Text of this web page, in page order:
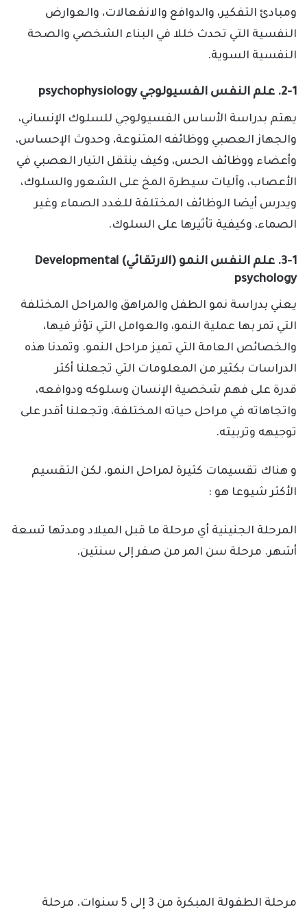
ومبادئ التفكير، والدوافع والانفعالات، والعوارض
النفسية التي تحدث خللا في البناء الشخصي والصحة
النفسية السوية.
2-1. علم النفس الفسيولوجي psychophysiology
يهتم بدراسة الأساس الفسيولوجي للسلوك الإنساني،
والجهاز العصبي ووظائفه المتنوعة، وحدوث الإحساس،
وأعضاء ووظائف الحس، وكيف ينتقل التيار العصبي في
الأعصاب، وآليات سيطرة المخ على الشعور والسلوك،
ويدرس أيضا الوظائف المختلفة للغدد الصماء وغير
الصماء، وكيفية تأثيرها على السلوك.
3-1. علم النفس النمو (الارتقائي) Developmental
psychology
يعني بدراسة نمو الطفل والمراهق والمراحل المختلفة
التي تمر بها عملية النمو، والعوامل التي تؤثر فيها،
والخصائص العامة التي تميز مراحل النمو. وتمدنا هذه
الدراسات بكثير من المعلومات التي تجعلنا أكثر
قدرة على فهم شخصية الإنسان وسلوكه ودوافعه،
واتجاهاته في مراحل حياته المختلفة، وتجعلنا أقدر على
توجيهه وتربيته.
و هناك تقسيمات كثيرة لمراحل النمو، لكن التقسيم
الأكثر شيوعا هو :
المرحلة الجنينية أي مرحلة ما قبل الميلاد ومدتها تسعة
أشهر. مرحلة سن المر من صفر إلى سنتين.
مرحلة الطفولة المبكرة من 3 إلى 5 سنوات. مرحلة